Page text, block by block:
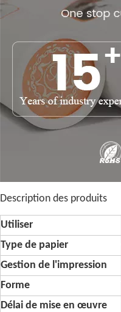
Description des produits
Utiliser
Type de papier
Gestion de l'impression
Forme
Délai de mise en œuvre